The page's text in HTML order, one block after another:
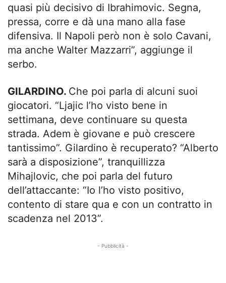
quasi più decisivo di Ibrahimovic. Segna,
pressa, corre e dà una mano alla fase
difensiva. Il Napoli però non è solo Cavani,
ma anche Walter Mazzarri”, aggiunge il
serbo.
GILARDINO. Che poi parla di alcuni suoi
giocatori. “Ljajic l’ho visto bene in
settimana, deve continuare su questa
strada. Adem è giovane e può crescere
tantissimo”. Gilardino è recuperato? “Alberto
sarà a disposizione”, tranquillizza
Mihajlovic, che poi parla del futuro
dell’attaccante: “Io l’ho visto positivo,
contento di stare qua e con un contratto in
scadenza nel 2013”.
- Pubblicità -